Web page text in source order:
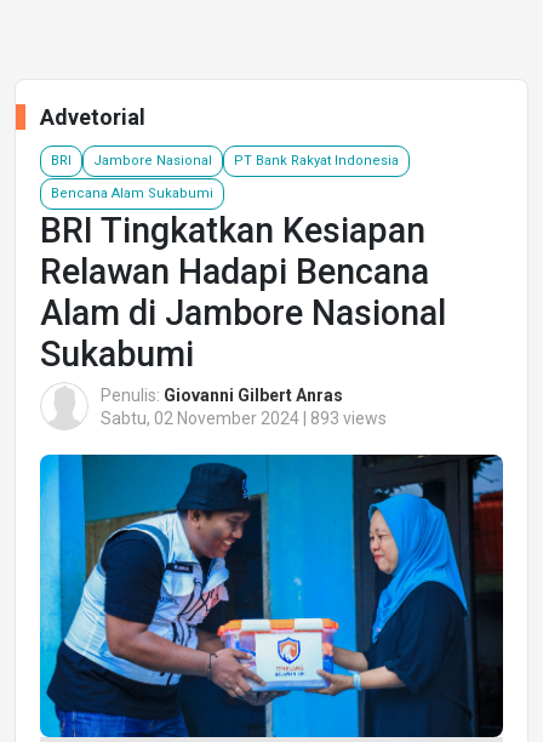
Advetorial
BRI Jambore Nasional PT Bank Rakyat Indonesia
Bencana Alam Sukabumi
BRI Tingkatkan Kesiapan
Relawan Hadapi Bencana
Alam di Jambore Nasional
Sukabumi
Penulis: Giovanni Gilbert Anras
Sabtu, 02 November 2024 | 893 views